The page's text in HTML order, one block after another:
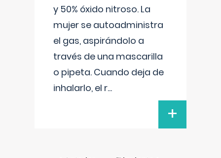
y 50% óxido nitroso. La
mujer se autoadministra
el gas, aspirándolo a
través de una mascarilla
o pipeta. Cuando deja de
inhalarlo, el r...
+